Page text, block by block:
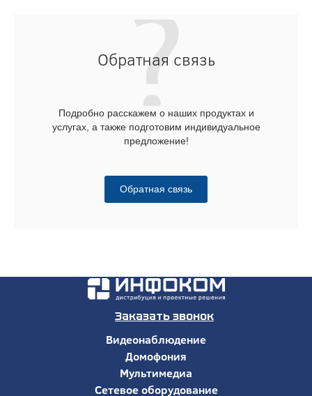
Обратная связь
Подробно расскажем о наших продуктах и
услугах, а также подготовим индивидуальное
предложение!
Обратная связь
Заказать звонок
Видеонаблюдение
Домофония
Мультимедиа
Сетевое оборудование